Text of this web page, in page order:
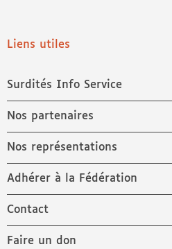
Liens utiles
Surdités Info Service
Nos partenaires
Nos représentations
Adhérer à la Fédération
Contact
Faire un don